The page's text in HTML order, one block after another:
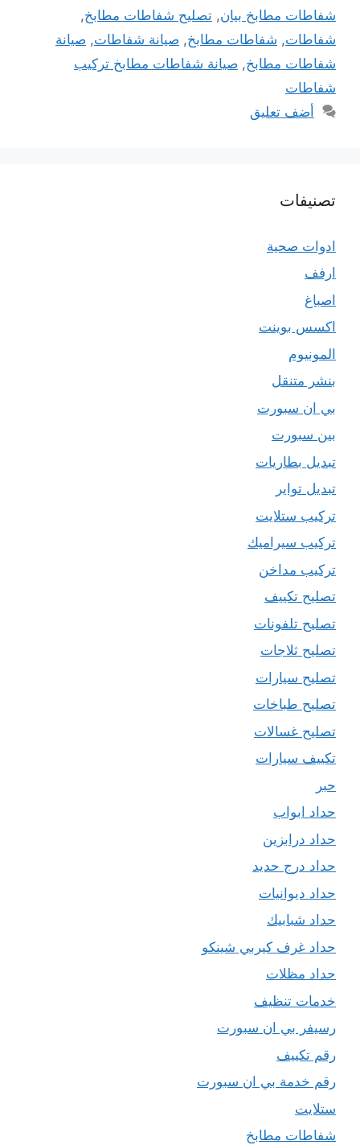
شفاطات مطابخ بيان, تصليح شفاطات مطابخ,
شفاطات, شفاطات مطابخ, صيانة شفاطات, صيانة
شفاطات مطابخ, صيانة شفاطات مطابخ تركيب
شفاطات
أضف تعليق
تصنيفات
ادوات صحية
ارفف
اصباغ
اكسس بوينت
المونيوم
بنشر متنقل
بي ان سبورت
بين سبورت
تبديل بطاريات
تبديل تواير
تركيب ستلايت
تركيب سيراميك
تركيب مداخن
تصليح تكييف
تصليح تلفونات
تصليح ثلاجات
تصليح سيارات
تصليح طباخات
تصليح غسالات
تكييف سيارات
حبر
حداد ابواب
حداد درابزين
حداد درج حديد
حداد ديوانيات
حداد شبابيك
حداد غرف كيربي شينكو
حداد مظلات
خدمات تنظيف
رسيفر بي ان سبورت
رقم تكييف
رقم خدمة بي ان سبورت
ستلايت
شفاطات مطابخ